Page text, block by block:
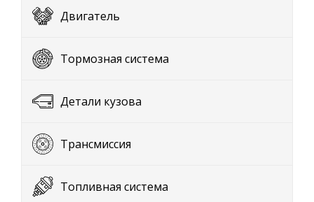
Двигатель
Тормозная система
Детали кузова
Трансмиссия
Топливная система